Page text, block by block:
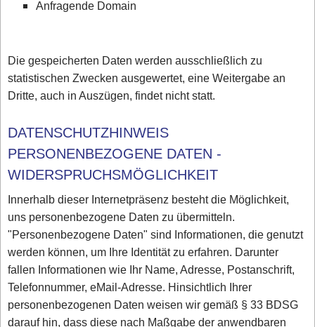
Anfragende Domain
Die gespeicherten Daten werden ausschließlich zu
statistischen Zwecken ausgewertet, eine Weitergabe an
Dritte, auch in Auszügen, findet nicht statt.
DATENSCHUTZHINWEIS
PERSONENBEZOGENE DATEN -
WIDERSPRUCHSMÖGLICHKEIT
Innerhalb dieser Internetpräsenz besteht die Möglichkeit,
uns personenbezogene Daten zu übermitteln.
"Personenbezogene Daten" sind Informationen, die genutzt
werden können, um Ihre Identität zu erfahren. Darunter
fallen Informationen wie Ihr Name, Adresse, Postanschrift,
Telefonnummer, eMail-Adresse. Hinsichtlich Ihrer
personenbezogenen Daten weisen wir gemäß § 33 BDSG
darauf hin, dass diese nach Maßgabe der anwendbaren